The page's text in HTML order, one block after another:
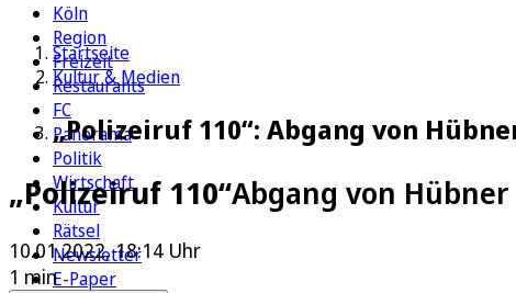
Köln
Region
Freizeit
Restaurants
FC
Panorama
Politik
Wirtschaft
Kultur
Rätsel
Newsletter
E-Paper
Startseite
Kultur & Medien
„Polizeiruf 110“: Abgang von
„Polizeiruf 110“Abgang von
10.01.2022, 18:14 Uhr
1 min